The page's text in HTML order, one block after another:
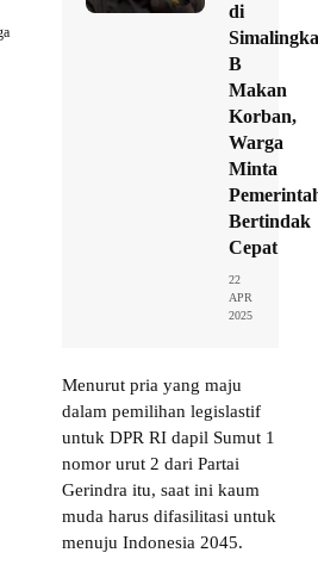
di
B
Makan
Korban,
Warga
Minta
Bertindak
Cepat
22
APR
2025
Menurut pria yang maju
dalam pemilihan legislastif
untuk DPR RI dapil Sumut 1
nomor urut 2 dari Partai
Gerindra itu, saat ini kaum
muda harus difasilitasi untuk
menuju Indonesia 2045.